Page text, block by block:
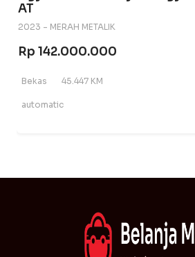
AT
2023 - MERAH METALIK
Rp 142.000.000
Bekas 45.447 KM
automatic